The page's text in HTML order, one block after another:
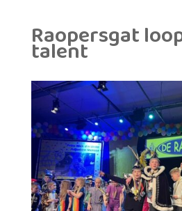
Raopersgat
talent